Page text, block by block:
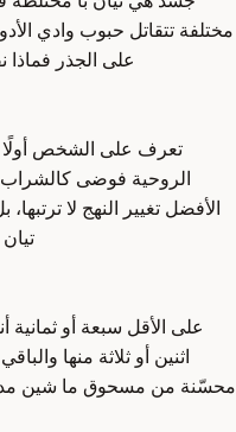
مختلفة تتقاتل حبوب وادي
على الجذر
تعرف على الشخص أولًا
الروحية فوضى كالشراب
الأفضل تغيير النهج لا
على الأقل سبعة أو
اثنين أو ثلاثة منها
محسّنة من مسحوق ما شين